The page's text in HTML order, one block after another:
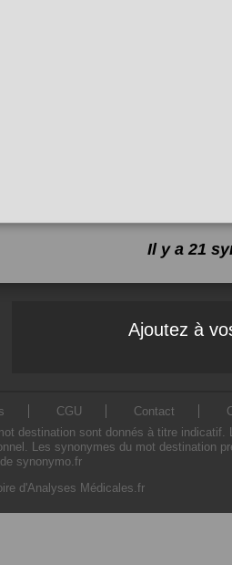
Il y a 21
Ajoutez à
CGU Contact
destination sont donnés à titre indicatif.
Les synonymes du mot destination
synonymo.fr
d'Analyses Médicales.fr